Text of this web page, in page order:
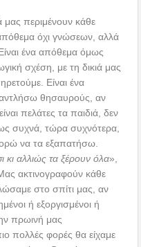
περιμένουν κάθε
όχι γνώσεων, αλλά
ένα απόθεμα όμως
σχέση, με τη δικιά μας
Είναι ένα
θησαυρούς, αν
πελάτες τα παιδιά, δεν
συχνά, τώρα συχνότερα,
να τα εξαπατήσω.
κι αλλιώς τα ξέρουν όλα»,
ακτινογραφούν κάθε
στο σπίτι μας, αν
ή εξοργισμένοι ή
πρωινή μας
πολλές φορές θα είχαμε